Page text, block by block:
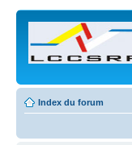
Index du forum